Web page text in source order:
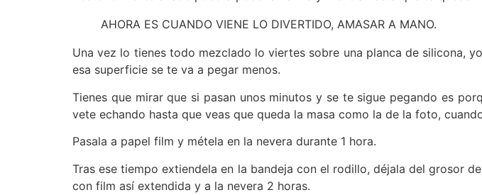
AHORA ES CUANDO VIENE LO DIVERTIDO, AMASAR A MANO.
Una vez lo tienes todo mezclado lo viertes sobre una planca de silicona,
esa superficie se te va a pegar menos.
Tienes que mirar que si pasan unos minutos y se te sigue pegando es
vete echando hasta que veas que queda la masa como la de la foto,
Pasala a papel film y métela en la nevera durante 1 hora.
Tras ese tiempo extiendela en la bandeja con el rodillo, déjala del grosor
con film así extendida y a la nevera 2 horas.